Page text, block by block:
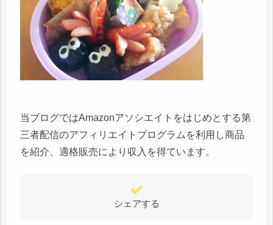
当ブログではAmazonアソシエイトをはじめとする第
三者配信のアフィリエイトプログラムを利用し商品
を紹介、適格販売により収入を得ています。
シェアする